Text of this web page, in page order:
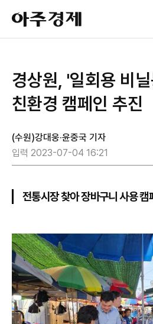
아
주
경
경상원, '일회용 비
친환경 캠페인 추진
(수원)강대웅·윤중국 기자
입력 2023-07-04 16:21
전통시장 찾아 장바구니 사용 캠